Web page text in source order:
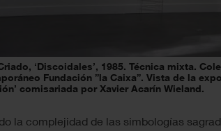
‘Discoidales’, 1985. Técnica mixta.
Fundación ”la Caixa”. Vista de la
comisariada por Xavier Acarín Wieland.
la complejidad de las simbologías